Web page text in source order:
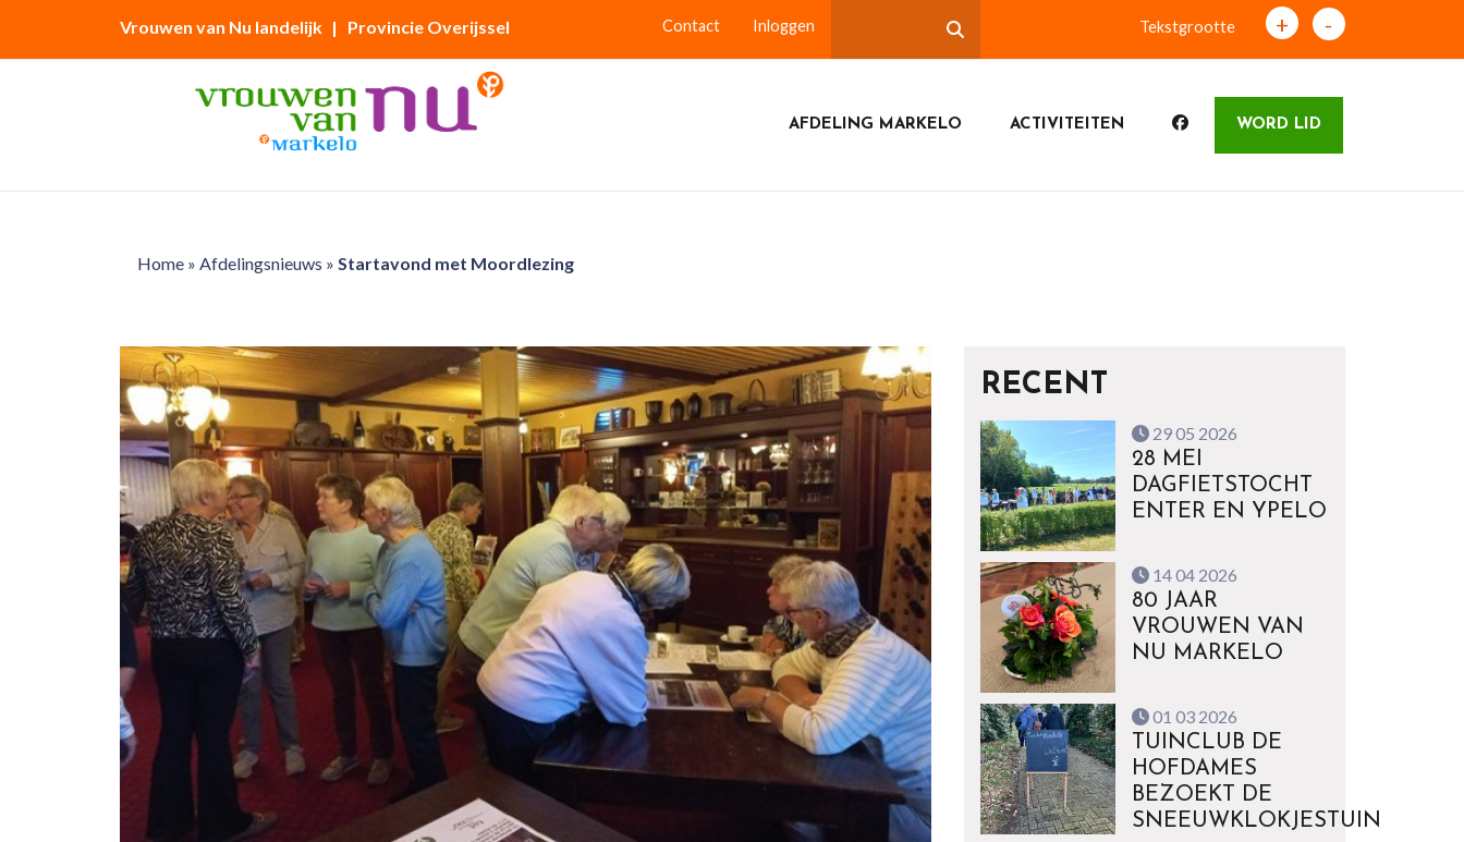
Vrouwen van Nu landelijk | Provincie Overijssel Contact Inloggen Tekstgrootte + -
AFDELING MARKELO ACTIVITEITEN WORD LID
Home» Afdelingsnieuws » Startavond met Moordlezing
RECENT
29 05 2026
28 MEI
DAGFIETSTOCHT
ENTER EN YPELO
14 04 2026
80 JAAR
VROUWEN VAN
NU MARKELO
01 03 2026
TUINCLUB DE
HOFDAMES
BEZOEKT DE
SNEEUWKLOKJESTUIN